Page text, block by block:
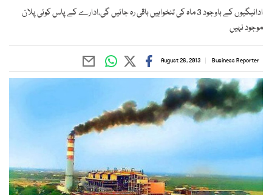
ادائیگیوں کے باوجود 3 ماہ کی تنخواہیں باقی رہ جائیں گی،ادارے کے پاس کوئی پلان
موجود نہیں
Business Reporter
August 26, 2013